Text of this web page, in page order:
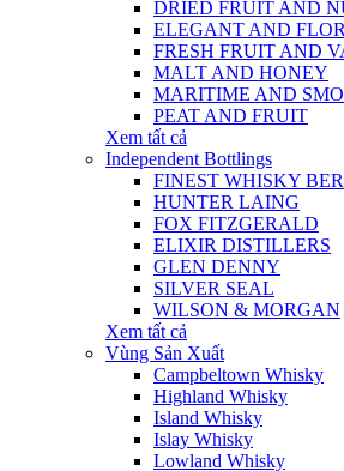
DRIED FRUIT AND
ELEGANT AND
FRESH FRUIT AND
MALT AND HONEY
MARITIME AND
PEAT AND FRUIT
Xem tất cả
Independent Bottlings
FINEST WHISKY
HUNTER LAING
FOX FITZGERALD
ELIXIR DISTILLERS
GLEN DENNY
SILVER SEAL
WILSON & MORGAN
Xem tất cả
Vùng Sản Xuất
Campbeltown Whisky
Highland Whisky
Island Whisky
Islay Whisky
Lowland Whisky